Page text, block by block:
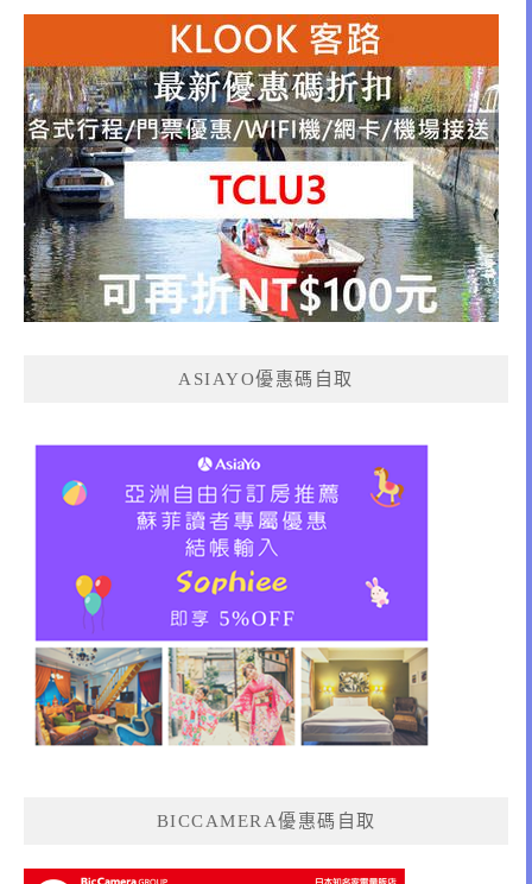
ASIAYO優惠碼自取
BICCAMERA優惠碼自取